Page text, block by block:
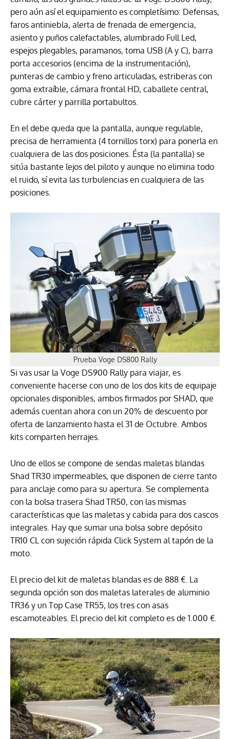
pero aún así el equipamiento es completísimo: Defensas,
faros antiniebla, alerta de frenada de emergencia,
asiento y puños calefactables, alumbrado Full Led,
espejos plegables, paramanos, toma USB (A y C), barra
porta accesorios (encima de la instrumentación),
punteras de cambio y freno articuladas, estriberas con
goma extraíble, cámara frontal HD, caballete central,
cubre cárter y parrilla portabultos.
En el debe queda que la pantalla, aunque regulable,
precisa de herramienta (4 tornillos torx) para ponerla en
cualquiera de las dos posiciones. Ésta (la pantalla) se
sitúa bastante lejos del piloto y aunque no elimina todo
el ruido, sí evita las turbulencias en cualquiera de las
posiciones.
Prueba Voge DS800 Rally
Si vas usar la Voge DS900 Rally para viajar, es
conveniente hacerse con uno de los dos kits de equipaje
opcionales disponibles, ambos firmados por SHAD, que
además cuentan ahora con un 20% de descuento por
oferta de lanzamiento hasta el 31 de Octubre. Ambos
kits comparten herrajes.
Uno de ellos se compone de sendas maletas blandas
Shad TR30 impermeables, que disponen de cierre tanto
para anclaje como para su apertura. Se complementa
con la bolsa trasera Shad TR50, con las mismas
características que las maletas y cabida para dos cascos
integrales. Hay que sumar una bolsa sobre depósito
TR10 CL con sujeción rápida Click System al tapón de la
moto.
El precio del kit de maletas blandas es de 888 €. La
segunda opción son dos maletas laterales de aluminio
TR36 y un Top Case TR55, los tres con asas
escamoteables. El precio del kit completo es de 1.000 €.